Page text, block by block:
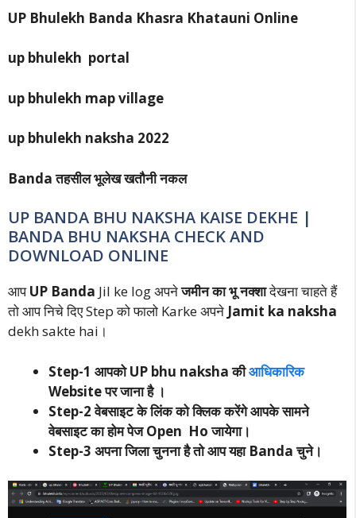
UP Bhulekh Banda Khasra Khatauni Online
up bhulekh portal
up bhulekh map village
up bhulekh naksha 2022
Banda तहसील भूलेख खतौनी नकल
UP BANDA BHU NAKSHA KAISE DEKHE |
BANDA BHU NAKSHA CHECK AND
DOWNLOAD ONLINE
आपUP Banda Jil ke log अपनेजमीन का भू नक्शादेखना चाहते हैं
तो आप निचे दिए Step को फालो Karke अपने Jamit ka naksha
dekh sakte hai।
Step-1 आपको UP bhu naksha कीआधिकारिक
Website पर जाना है ।
Step-2 वेबसाइट के लिंक को क्लिक करेंगे आपके सामने
वेबसाइट का होम पेज Open Ho जायेगा।
Step-3 अपना जिला चुनना है तो आप यहा Banda चुने।